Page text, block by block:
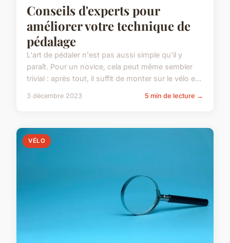
Conseils d'experts pour
améliorer votre technique de
pédalage
L'art de pédaler n'est pas aussi simple qu'il y
paraît. Pour un novice, cela peut même sembler
trivial : après tout, il suffit de monter sur le vélo e...
3 décembre 2023 5 min de lecture →
VÉLO